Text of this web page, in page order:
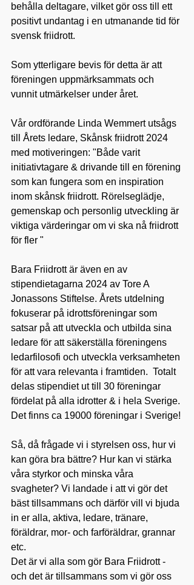
behålla deltagare, vilket gör oss till ett
positivt undantag i en utmanande tid för
svensk friidrott.
Som ytterligare bevis för detta är att
föreningen uppmärksammats och
vunnit utmärkelser under året.
Vår ordförande Linda Wemmert utsågs
till Årets ledare, Skånsk friidrott 2024
med motiveringen: "Både varit
initiativtagare & drivande till en förening
som kan fungera som en inspiration
inom skånsk friidrott. Rörelseglädje,
gemenskap och personlig utveckling är
viktiga värderingar om vi ska nå friidrott
för fler "
Bara Friidrott är även en av
stipendietagarna 2024 av Tore A
Jonassons Stiftelse. Årets utdelning
fokuserar på idrottsföreningar som
satsar på att utveckla och utbilda sina
ledare för att säkerställa föreningens
ledarfilosofi och utveckla verksamheten
för att vara relevanta i framtiden.  Totalt
delas stipendiet ut till 30 föreningar
fördelat på alla idrotter & i hela Sverige.
Det finns ca 19000 föreningar i Sverige!
Så, då frågade vi i styrelsen oss, hur vi
kan göra bra bättre? Hur kan vi stärka
våra styrkor och minska våra
svagheter? Vi landade i att vi gör det
bäst tillsammans och därför vill vi bjuda
in er alla, aktiva, ledare, tränare,
föräldrar, mor- och farföräldrar, grannar
etc.
Det är vi alla som gör Bara Friidrott -
och det är tillsammans som vi gör oss